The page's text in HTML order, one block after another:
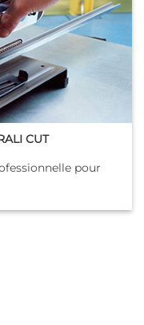
CUT
pour